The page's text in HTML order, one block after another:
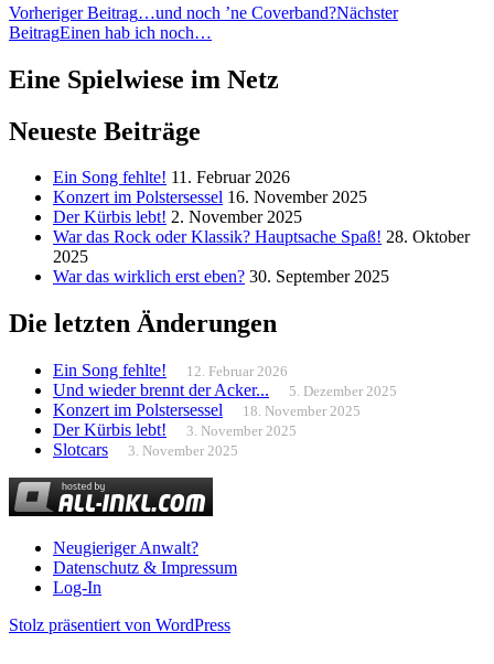
Beitragsnavigation
Vorheriger Beitrag…und noch ’ne Coverband?Nächster
BeitragEinen hab ich noch…
Eine Spielwiese im Netz
Neueste Beiträge
Ein Song fehlte! 11. Februar 2026
Konzert im Polstersessel 16. November 2025
Der Kürbis lebt! 2. November 2025
War das Rock oder Klassik? Hauptsache Spaß! 28. Oktober
2025
War das wirklich erst eben? 30. September 2025
Die letzten Änderungen
Ein Song fehlte! 12. Februar 2026
Und wieder brennt der Acker... 5. Dezember 2025
Konzert im Polstersessel 18. November 2025
Der Kürbis lebt! 3. November 2025
Slotcars 3. November 2025
Neugieriger Anwalt?
Datenschutz & Impressum
Log-In
Stolz präsentiert von WordPress